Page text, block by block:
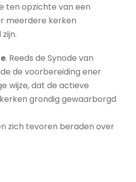
ten opzichte van een
meerdere kerken
. Reeds de Synode van
de voorbereiding ener
wijze, dat de actieve
grondig gewaarborgd
zich tevoren beraden over